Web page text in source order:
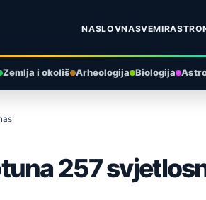
NASLOVNASVEMIR
Zemlja i okoliš Arheologija Biologija
257